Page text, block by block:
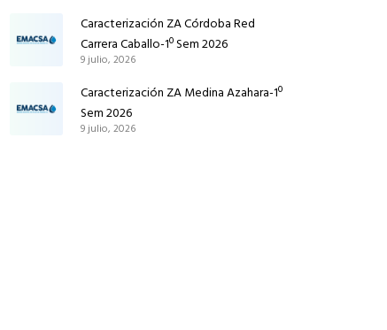
Caracterización ZA Córdoba Red
Carrera Caballo-1º Sem 2026
9 julio, 2026
Caracterización ZA Medina Azahara-1º
Sem 2026
9 julio, 2026